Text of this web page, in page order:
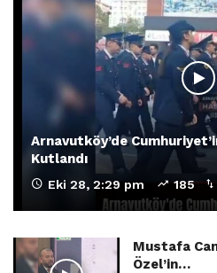
Arnavutköy’de
Kutlandı
Eki 28, 2:29 pm 185
Mustafa
Özel’in…